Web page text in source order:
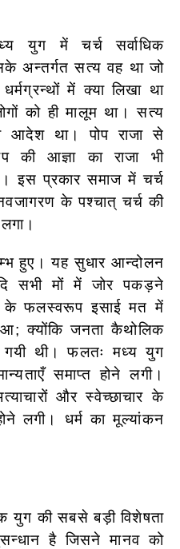
युग में चर्च सर्वाधिक
अन्तर्गत सत्य वह था जो
में क्या लिखा था
को ही मालूम था। सत्य
आदेश था। पोप राजा से
की आज्ञा का राजा भी
इस प्रकार समाज में चर्च
के पश्चात् चर्च की
हुए। यह सुधार आन्दोलन
सभी मों में जोर पकड़ने
के फलस्वरूप इसाई मत में
क्योंकि जनता कैथोलिक
गयी थी। फलतः मध्य युग
समाप्त होने लगी।
और स्वेच्छाचार के
लगी। धर्म का मूल्यांकन
युग की सबसे बड़ी विशेषता
है जिसने मानव को